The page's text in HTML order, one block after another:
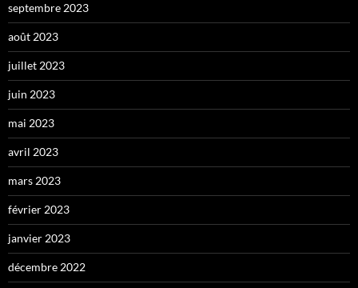
septembre 2023
août 2023
juillet 2023
juin 2023
mai 2023
avril 2023
mars 2023
février 2023
janvier 2023
décembre 2022